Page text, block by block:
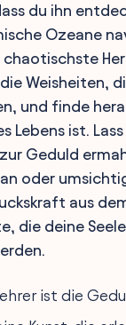
du ihn
Ozeane
chaotischste
Weisheiten,
und finde
Lebens ist.
Geduld
oder
aus
die deine
ist die